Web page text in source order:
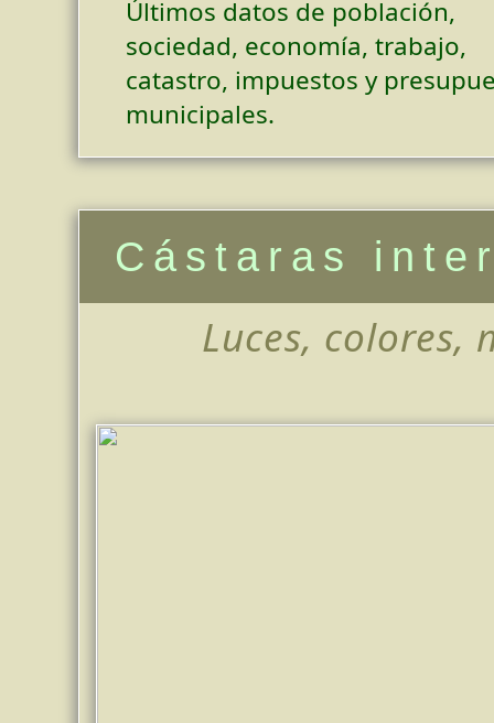
Últimos datos de población,
sociedad, economía, trabajo,
catastro, impuestos y
municipales.
Cástaras
Luces, colores,